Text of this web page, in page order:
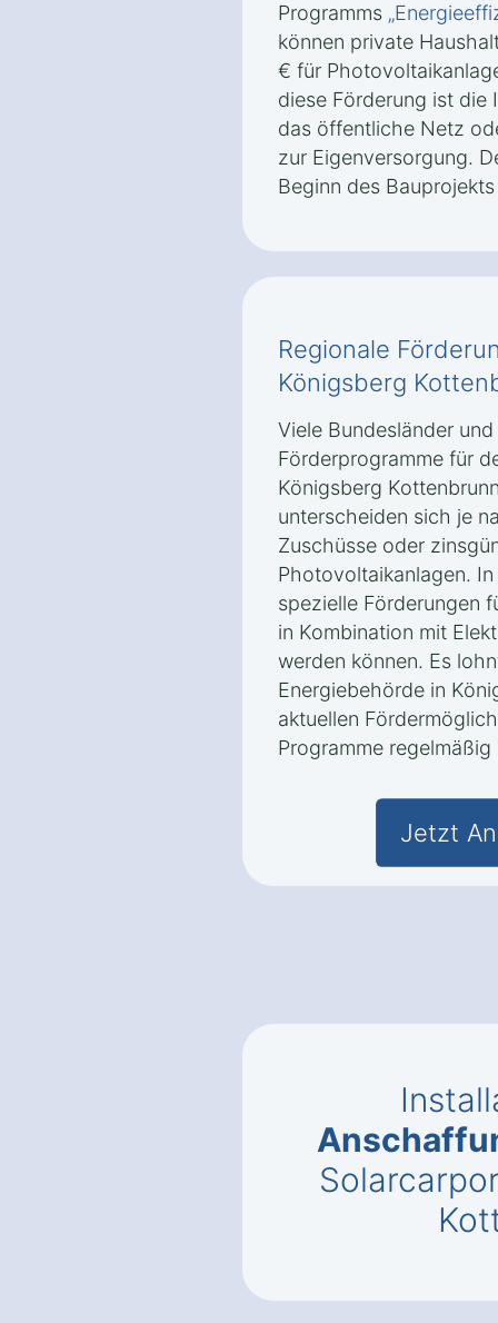
Programms
können private
€ für
diese Förderung ist die
das öffentliche Netz
zur Eigenversorgung.
Beginn des
Regionale
Königsberg
Viele Bundesländer
Förderprogramme für
Königsberg
unterscheiden sich je
Zuschüsse oder
Photovoltaikanlagen.
spezielle Förderungen
in Kombination mit
werden können. Es
Energiebehörde in
aktuellen
Programme
Jetzt